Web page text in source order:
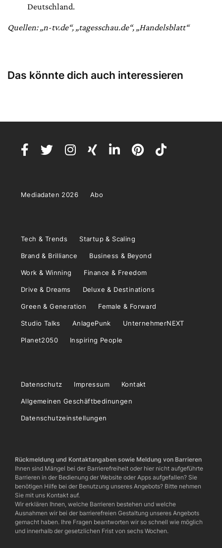
Deutschland.
Quellen: „n-tv.de“, „tagesschau.de“, „Handelsblatt“
Das könnte dich auch interessieren
Mediadaten 2026 Abo
Tech & Trends Startup & Scaling
Brand & Brilliance Business & Beyond
Work & Winning Finance & Freedom
Drive & Dreams Deluxe & Destinations
Green & Generation Female & Forward
Studio Talks AnlagePunk UnternehmerNEXT
Planet2050 Inspiring People
Datenschutz Impressum Kontakt
Allgemeinen Geschäftbedinungen
Datenschutzeinstellungen
Rückmeldung und Kontaktangaben sowie Meldung von Barrieren
Ihnen sind Mängel bei der Barrierefreiheit oder hier nicht aufgeführte
Barrieren in der Bedienung der Website oder Apps aufgefallen? Sie
benötigen Hilfe bei der Benutzung unseres Angebots? Bitte nehmen
Sie mit uns Kontakt auf.
Wir erklären Ihnen, welche Barrieren bestehen und welche
Ausnahmen wir bei der barrierefreien Gestaltung unseres Angebots
gemacht haben. Ihre Fragen beantworten wir so schnell wie möglich
und innerhalb der gesetzlichen Frist von sechs Wochen.